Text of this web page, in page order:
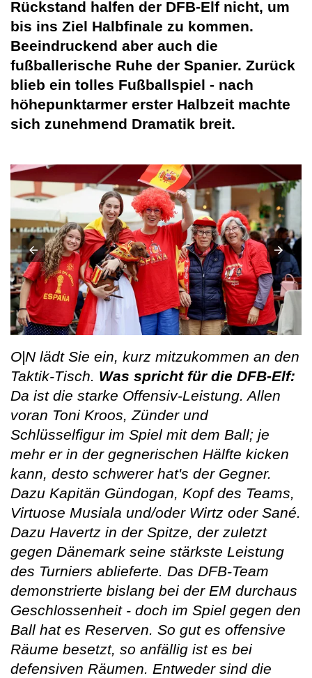
Rückstand halfen der DFB-Elf nicht, um
bis ins Ziel Halbfinale zu kommen.
Beeindruckend aber auch die
fußballerische Ruhe der Spanier. Zurück
blieb ein tolles Fußballspiel - nach
höhepunktarmer erster Halbzeit machte
sich zunehmend Dramatik breit.
O|N lädt Sie ein, kurz mitzukommen an den
Taktik-Tisch. Was spricht für die DFB-Elf:
Da ist die starke Offensiv-Leistung. Allen
voran Toni Kroos, Zünder und
Schlüsselfigur im Spiel mit dem Ball; je
mehr er in der gegnerischen Hälfte kicken
kann, desto schwerer hat's der Gegner.
Dazu Kapitän Gündogan, Kopf des Teams,
Virtuose Musiala und/oder Wirtz oder Sané.
Dazu Havertz in der Spitze, der zuletzt
gegen Dänemark seine stärkste Leistung
des Turniers ablieferte. Das DFB-Team
demonstrierte bislang bei der EM durchaus
Geschlossenheit - doch im Spiel gegen den
Ball hat es Reserven. So gut es offensive
Räume besetzt, so anfällig ist es bei
defensiven Räumen. Entweder sind die